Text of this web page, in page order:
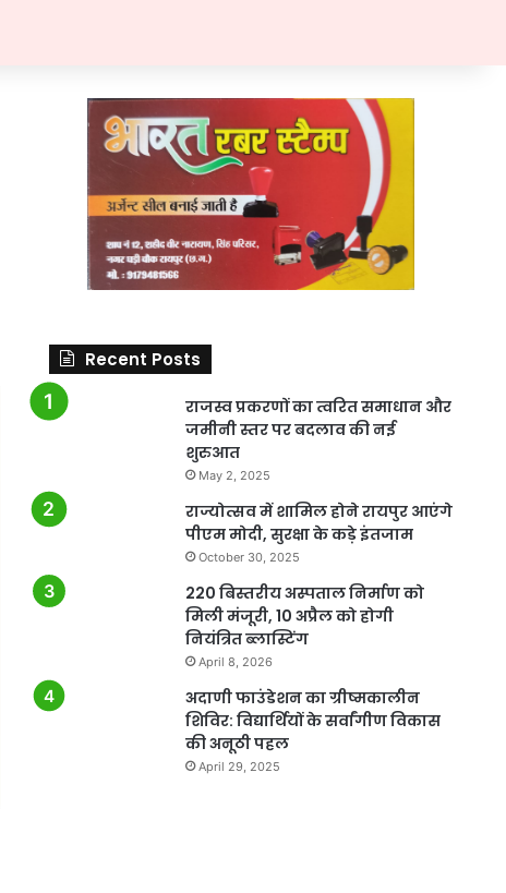
Recent Posts
राजस्व प्रकरणों का त्वरित समाधान और
जमीनी स्तर पर बदलाव की नई
शुरुआत
May 2, 2025
राज्योत्सव में शामिल होने रायपुर आएंगे
पीएम मोदी, सुरक्षा के कड़े इंतजाम
October 30, 2025
220 बिस्तरीय अस्पताल निर्माण को
मिली मंजूरी, 10 अप्रैल को होगी
नियंत्रित ब्लास्टिंग
April 8, 2026
अदाणी फाउंडेशन का ग्रीष्मकालीन
शिविर: विद्यार्थियों के सर्वांगीण विकास
की अनूठी पहल
April 29, 2025